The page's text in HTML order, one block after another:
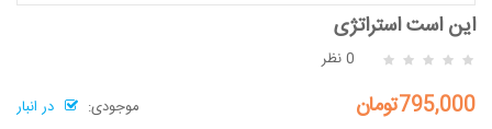
این است استراتژی
0 نظر
795,000تومان موجودی:
در انبار